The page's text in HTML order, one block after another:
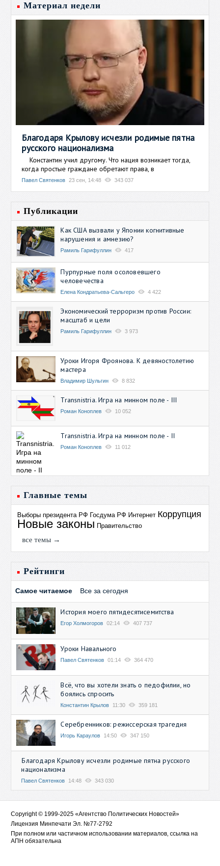
Материал недели
Благодаря Крылову исчезли родимые пятна
русского национализма
Константин учил другому. Что нация возникает тогда,
когда простые граждане обретают права, в
Павел Святенков 23 сен, 14:48 343 037
Публикации
Как США вызвали у Японии когнитивные
нарушения и амнезию?
Рамиль Гарифуллин 417
Пурпурные поля осоловевшего
человечества
Елена Кондратьева-Сальгеро 4 422
Экономический терроризм против России:
масштаб и цели
Рамиль Гарифуллин 3 973
Уроки Игоря Фроянова. К девяностолетию
мастера
Владимир Шульгин 8 832
Transnistria. Игра на минном поле - III
Роман Коноплев 10 052
Transnistria. Игра на минном поле - II
Роман Коноплев 11 012
Главные темы
Выборы президента РФ Госдума РФ Интернет Коррупция
Новые законы Правительство
все темы →
Рейтинги
Самое читаемое Все за сегодня
История моего пятидесятисемитства
Егор Холмогоров 02:14 407 737
Уроки Навального
Павел Святенков 01:14 364 470
Всё, что вы хотели знать о педофилии, но
боялись спросить
Константин Крылов 11:30 359 181
Серебренников: режиссерская трагедия
Игорь Караулов 14:50 347 150
Благодаря Крылову исчезли родимые пятна русского
национализма
Павел Святенков 14:48 343 030
Copyright © 1999-2025 «Агентство Политических Новостей»
Лицензия Минпечати Эл. №77-2792
При полном или частичном использовании материалов, ссылка на
АПН обязательна